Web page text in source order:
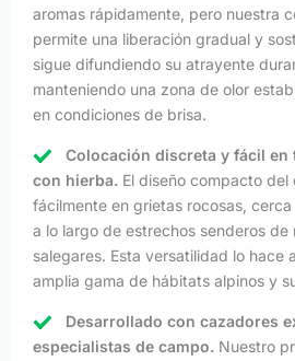
aromas rápidamente, pero nuestra
permite una liberación gradual y
sigue difundiendo su atrayente
manteniendo una zona de olor
en condiciones de brisa.
Colocación discreta y fácil
con hierba. El diseño compacto
fácilmente en grietas rocosas,
a lo largo de estrechos senderos
salegares. Esta versatilidad lo hace
amplia gama de hábitats alpinos y
Desarrollado con cazadores
especialistas de campo. Nuestro